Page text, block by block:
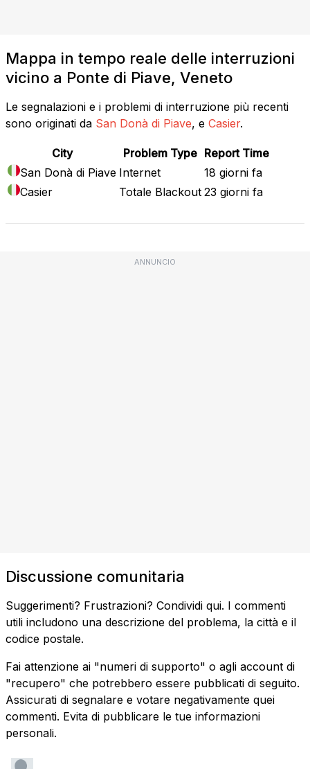
Mappa in tempo reale delle interruzioni
vicino a Ponte di Piave, Veneto
Le segnalazioni e i problemi di interruzione più recenti
sono originati da San Donà di Piave, e Casier.
City Problem Type Report Time
San Donà di Piave Internet
18 giorni fa
Casier
Totale Blackout 23 giorni fa
ANNUNCIO
Discussione comunitaria
Suggerimenti? Frustrazioni? Condividi qui. I commenti
utili includono una descrizione del problema, la città e il
codice postale.
Fai attenzione ai "numeri di supporto" o agli account di
"recupero" che potrebbero essere pubblicati di seguito.
Assicurati di segnalare e votare negativamente quei
commenti. Evita di pubblicare le tue informazioni
personali.